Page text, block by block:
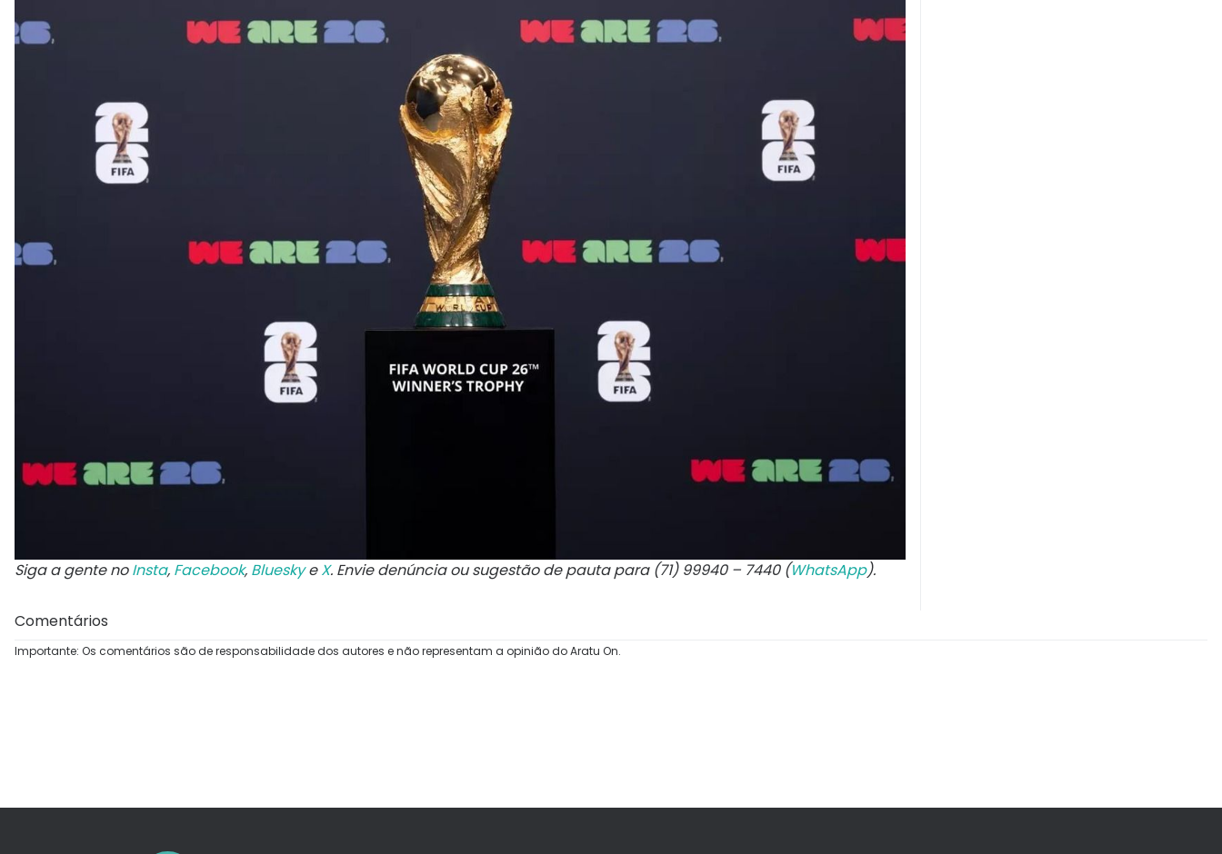
Siga a gente noInsta, Facebook, BlueskyeX. Envie denúncia ou sugestão de pauta para (71) 99940 – 7440 (WhatsApp).
Comentários
Importante: Os comentários são de responsabilidade dos autores e não representam a opinião do Aratu On.